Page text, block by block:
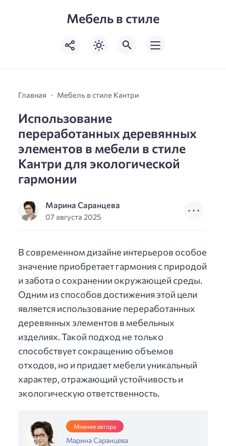
Мебель в стиле
Главная Мебель в стиле Кантри
Использование
переработанных деревянных
элементов в мебели в стиле
Кантри для экологической
гармонии
Марина Саранцева
07 августа 2025
В современном дизайне интерьеров особое
значение приобретает гармония с природой
и забота о сохранении окружающей среды.
Одним из способов достижения этой цели
является использование переработанных
деревянных элементов в мебельных
изделиях. Такой подход не только
способствует сокращению объемов
отходов, но и придает мебели уникальный
характер, отражающий устойчивость и
экологическую ответственность.
Мнение автора
Марина Саранцева